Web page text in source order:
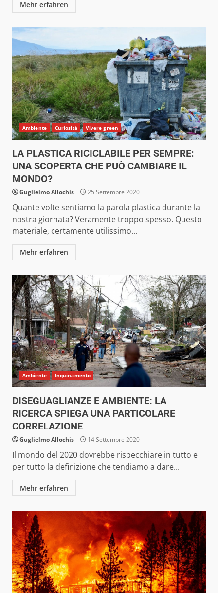
Mehr erfahren
Ambiente Curiosità Vivere green
LA PLASTICA RICICLABILE PER SEMPRE:
UNA SCOPERTA CHE PUÒ CAMBIARE IL
MONDO?
Guglielmo Allochis 25 Settembre 2020
Quante volte sentiamo la parola plastica durante la
nostra giornata? Veramente troppo spesso. Questo
materiale, certamente utilissimo...
Mehr erfahren
Ambiente Inquinamento
DISEGUAGLIANZE E AMBIENTE: LA
RICERCA SPIEGA UNA PARTICOLARE
CORRELAZIONE
Guglielmo Allochis 14 Settembre 2020
Il mondo del 2020 dovrebbe rispecchiare in tutto e
per tutto la definizione che tendiamo a dare...
Mehr erfahren